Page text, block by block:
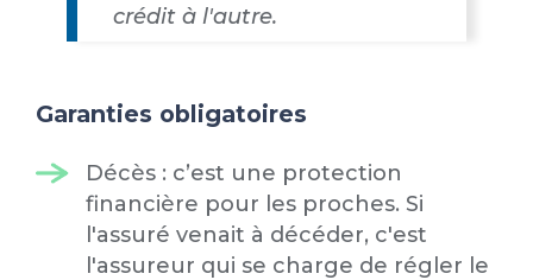
crédit à l'autre.
Garanties obligatoires
Décès : c’est une protection
financière pour les proches. Si
l'assuré venait à décéder, c'est
l'assureur qui se charge de régler le